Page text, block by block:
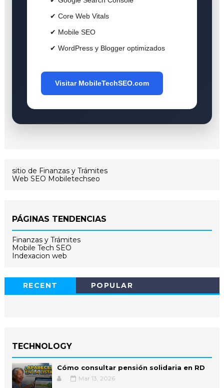
✔ Core Web Vitals
✔ Mobile SEO
✔ WordPress y Blogger optimizados
Visitar MobileTechSEO.com
sitio de Finanzas y Trámites
Web SEO Mobiletechseo
PÁGINAS TENDENCIAS
Finanzas y Trámites
Mobile Tech SEO
Indexacion web
RECENT POPULAR
TECHNOLOGY
Cómo consultar pensión solidaria en RD
Mar 13, 2026